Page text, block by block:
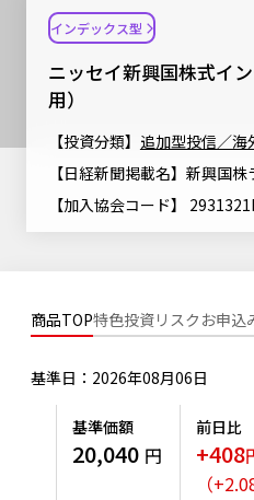
ファンド比較
決算カレンダー
海外休日カレンダー
投資信託新商品のご案内
投資信託償還商品のご案内
有価証券届出書の効力の発生
こだわりのインデックスファン
確定拠出年金について
マーケット指数
マーケットレポート
大関 洋の「十字路」
ファンドレポート
資産形成ポータルTOP
資産形成サービス
Nダイレクト
Goal Navi
NAMシティ
投資の教室
サステナビリティ
サステナビリティTOP
サステナビリティ経営
SDGsとは？
ニッセイアセットの重要課題
サステナビリティへの取り組み
ニッセイアセットについ
ニッセイアセットについてTOP
受賞歴
方針・その他開示情報
採用情報
公式キャラクターのご紹介
最新情報
ニッセイ新興国株式イ
用）
インデックス型
【投資分類】 追加型投信／
【日経新聞掲載名】新興国株
【加入協会コード】
商品TOP特色投資リスク お申込
基準日：2026年08月06日
基準価額
20,040 円
前日比
+408
（+